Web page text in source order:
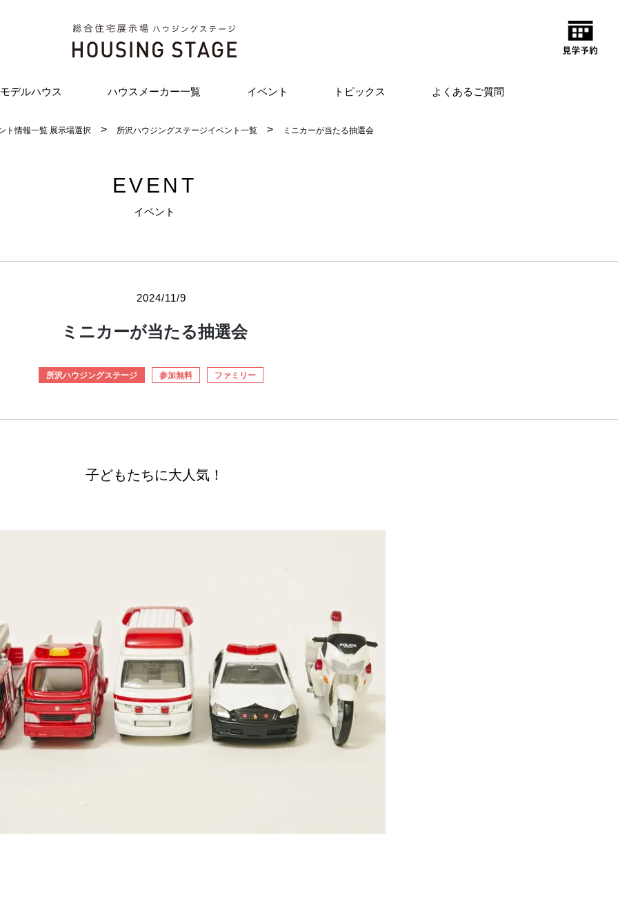
モデルハウス ハウスメーカー一覧 イベント トピックス よくあるご質問
ト情報一覧 展示場選択 所沢ハウジングステージイベント一覧 ミニカーが当たる抽選会
EVENT
イベント
2024/11/9
ミニカーが当たる抽選会
所沢ハウジングステージ 参加無料 ファミリー
子どもたちに大人気！